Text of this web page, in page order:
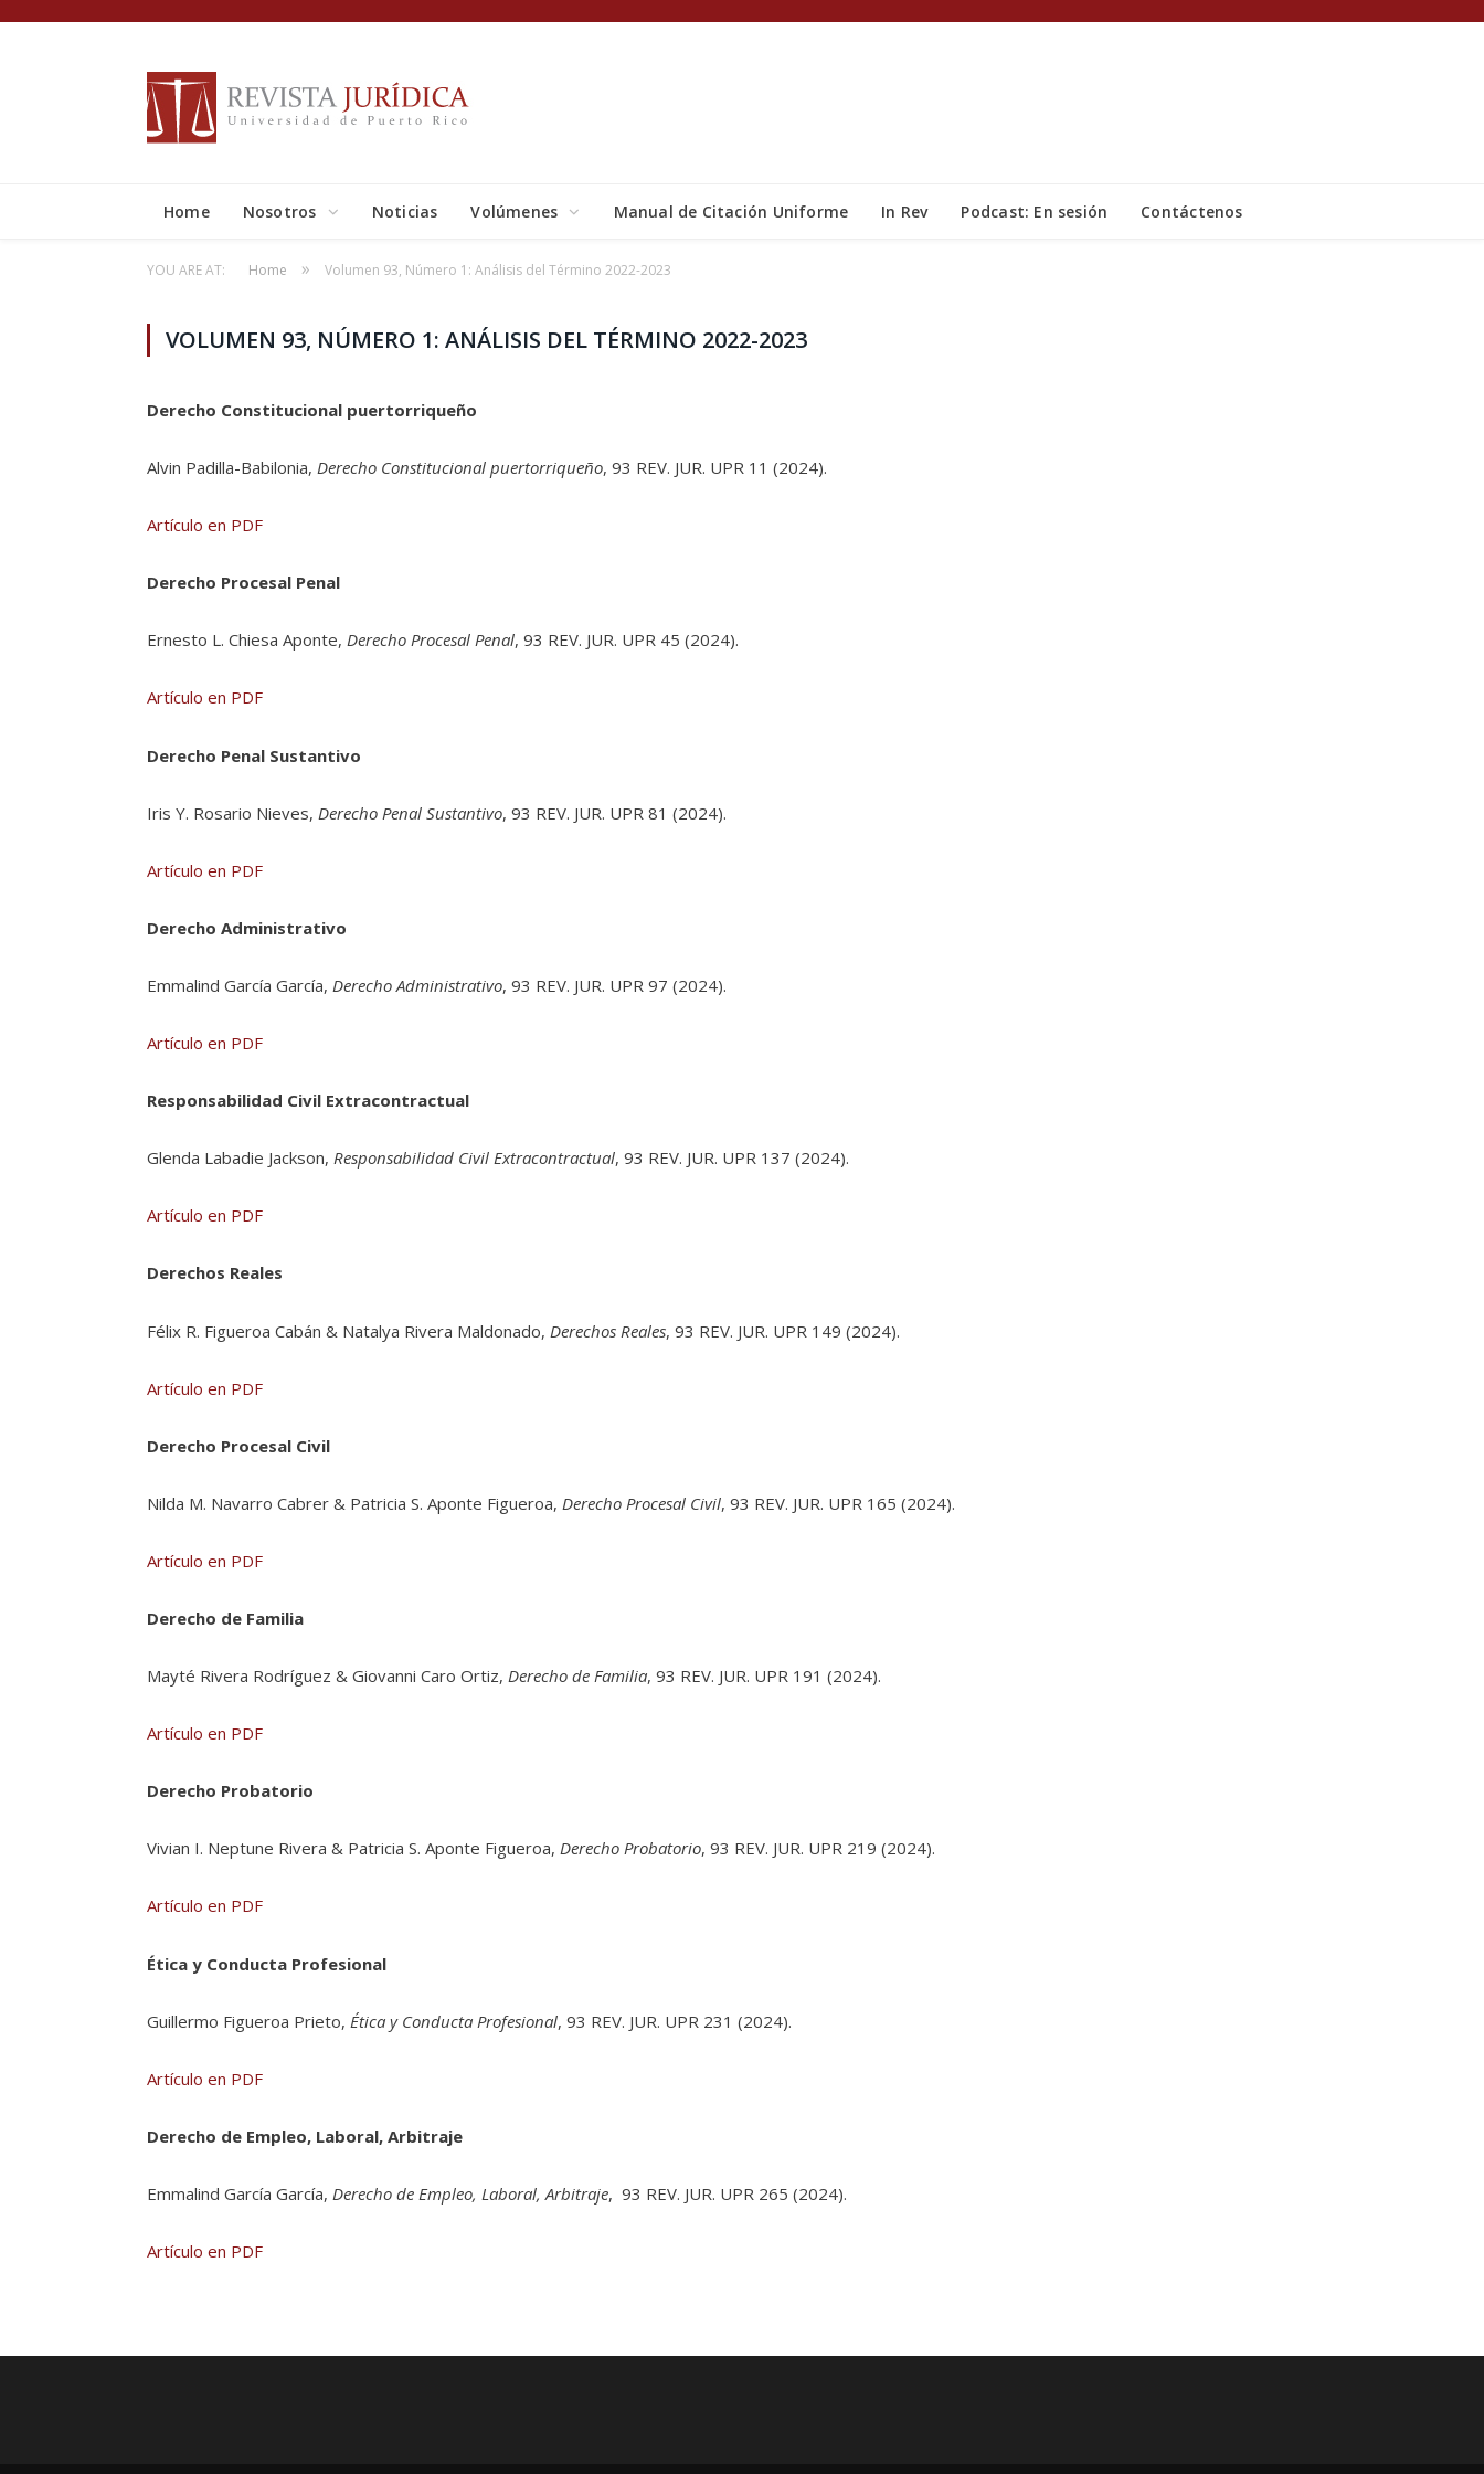
Home Nosotros Noticias Volúmenes Manual de Citación Uniforme In Rev Podcast: En sesión Contáctenos
YOU ARE AT: Home » Volumen 93, Número 1: Análisis del Término 2022-2023
VOLUMEN 93, NÚMERO 1: ANÁLISIS DEL TÉRMINO 2022-2023
Derecho Constitucional puertorriqueño
Alvin Padilla-Babilonia, Derecho Constitucional puertorriqueño, 93 REV. JUR. UPR 11 (2024).
Artículo en PDF
Derecho Procesal Penal
Ernesto L. Chiesa Aponte, Derecho Procesal Penal, 93 REV. JUR. UPR 45 (2024).
Artículo en PDF
Derecho Penal Sustantivo
Iris Y. Rosario Nieves, Derecho Penal Sustantivo, 93 REV. JUR. UPR 81 (2024).
Artículo en PDF
Derecho Administrativo
Emmalind García García, Derecho Administrativo, 93 REV. JUR. UPR 97 (2024).
Artículo en PDF
Responsabilidad Civil Extracontractual
Glenda Labadie Jackson, Responsabilidad Civil Extracontractual, 93 REV. JUR. UPR 137 (2024).
Artículo en PDF
Derechos Reales
Félix R. Figueroa Cabán & Natalya Rivera Maldonado, Derechos Reales, 93 REV. JUR. UPR 149 (2024).
Artículo en PDF
Derecho Procesal Civil
Nilda M. Navarro Cabrer & Patricia S. Aponte Figueroa, Derecho Procesal Civil, 93 REV. JUR. UPR 165 (2024).
Artículo en PDF
Derecho de Familia
Mayté Rivera Rodríguez & Giovanni Caro Ortiz, Derecho de Familia, 93 REV. JUR. UPR 191 (2024).
Artículo en PDF
Derecho Probatorio
Vivian I. Neptune Rivera & Patricia S. Aponte Figueroa, Derecho Probatorio, 93 REV. JUR. UPR 219 (2024).
Artículo en PDF
Ética y Conducta Profesional
Guillermo Figueroa Prieto, Ética y Conducta Profesional, 93 REV. JUR. UPR 231 (2024).
Artículo en PDF
Derecho de Empleo, Laboral, Arbitraje
Emmalind García García, Derecho de Empleo, Laboral, Arbitraje, 93 REV. JUR. UPR 265 (2024).
Artículo en PDF